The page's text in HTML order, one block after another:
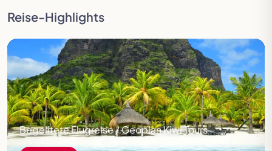
Reise-Highlights
Mauritius
Begelitete Flugreise / Geoplan Kiwi Tours